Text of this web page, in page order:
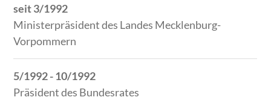
seit 3/1992
Ministerpräsident des Landes Mecklenburg-
Vorpommern
5/1992 - 10/1992
Präsident des Bundesrates